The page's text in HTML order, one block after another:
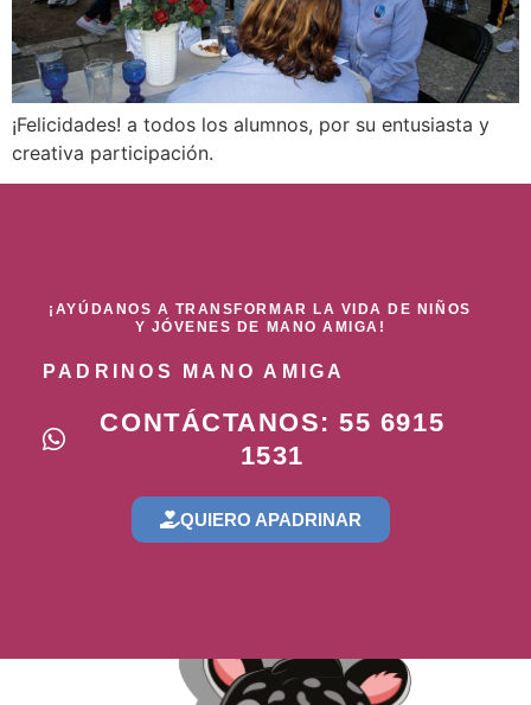
¡Felicidades! a todos los alumnos, por su entusiasta y
creativa participación.
¡AYÚDANOS A TRANSFORMAR LA VIDA DE NIÑOS
Y JÓVENES DE MANO AMIGA!
PADRINOS MANO AMIGA
CONTÁCTANOS: 55 6915
1531
QUIERO APADRINAR